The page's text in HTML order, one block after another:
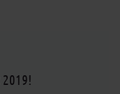
2019!